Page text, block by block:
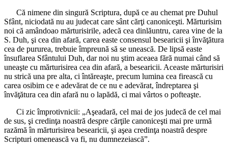
Că nimene din singură Scriptura, după ce au chemat pre Duhul
Sfânt, niciodată nu au judecat care sânt cărţi canoniceşti. Mărturisim
noi că amândoao mărturisirile, adecă cea dinlăuntru, carea vine de la
S. Duh, şi cea din afară, carea easte consensul besearicii şi învăţătura
cea de pururea, trebuie împreună să se unească. De lipsă easte
însuflarea Sfântului Duh, dar noi nu ştim aceaea fără numai când să
uneaşte cu mărturisirea cea din afară, a besearicii. Aceaste mărturisiri
nu strică una pre alta, ci întăreaşte, precum lumina cea firească cu
carea osibim ce e adevărat de ce nu e adevărat, îndreptarea şi
învăţătura cea din afară nu o lapădă, ci mai vârtos o pofteaşte.
Ci zic împrotivnicii: „Aşeadară, cel mai de jos judecă de cel mai
de sus, şi credinţa noastră despre cărţile canoniceşti mai pre urmă
razămă în mărturisirea besearicii, şi aşea credinţa noastră despre
Scripturi omenească va fi, nu dumnezeiască”.